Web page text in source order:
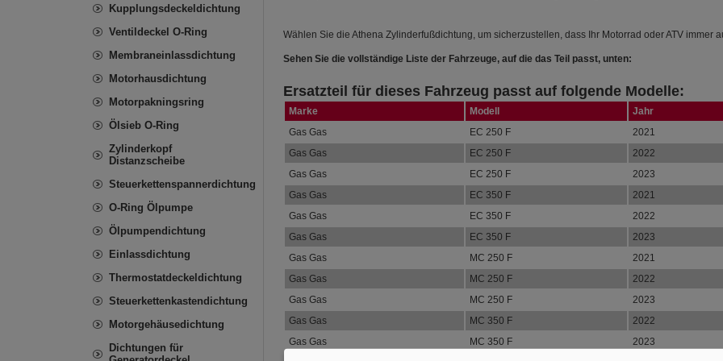
Wählen Sie die Athena Zylinderfußdichtung, um sicherzustellen, dass Ihr Motorrad oder ATV immer
Sehen Sie die vollständige Liste der Fahrzeuge, auf die das Teil passt, unten:
Ersatzteil für dieses Fahrzeug passt auf folgende Modelle:
Marke Modell
Jahr
Gas Gas
EC 250 F
2021
Gas Gas
EC 250 F
2022
Gas Gas
EC 250 F
2023
Gas Gas
EC 350 F
2021
Gas Gas
EC 350 F
2022
Gas Gas
EC 350 F
2023
Gas Gas
MC 250 F
2021
Gas Gas
MC 250 F
2022
Gas Gas
MC 250 F
2023
Gas Gas
MC 350 F
2022
Gas Gas
MC 350 F
2023
Kupplungsdeckeldichtung
Ventildeckel O-Ring
Membraneinlassdichtung
Motorhausdichtung
Motorpakningsring
Ölsieb O-Ring
Zylinderkopf
Distanzscheibe
Steuerkettenspannerdichtung
O-Ring Ölpumpe
Ölpumpendichtung
Einlassdichtung
Thermostatdeckeldichtung
Steuerkettenkastendichtung
Motorgehäusedichtung
Dichtungen für